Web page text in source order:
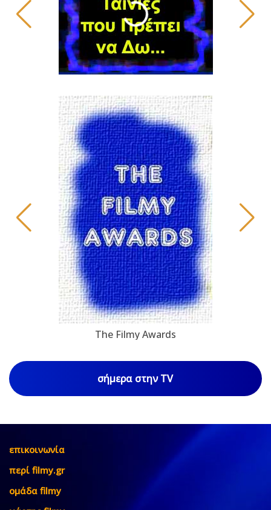
The Filmy Awards
σήμερα στην TV
επικοινωνία
περί filmy.gr
ομάδα filmy